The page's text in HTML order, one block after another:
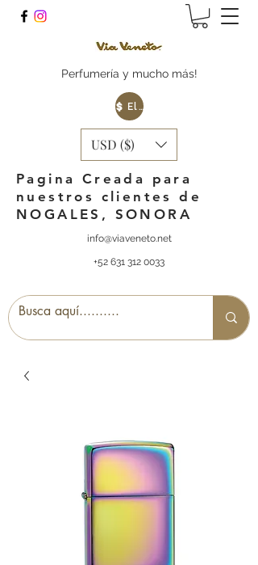
Perfumería y mucho más!
Elige tu Moneda
USD ($)
Pagina Creada para
nuestros clientes de
NOGALES, SONORA
info@viaveneto.net
+52 631 312 0033